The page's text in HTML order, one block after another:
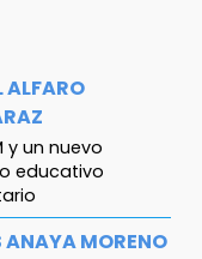
ALFARO
y un nuevo
educativo
ANAYA MORENO